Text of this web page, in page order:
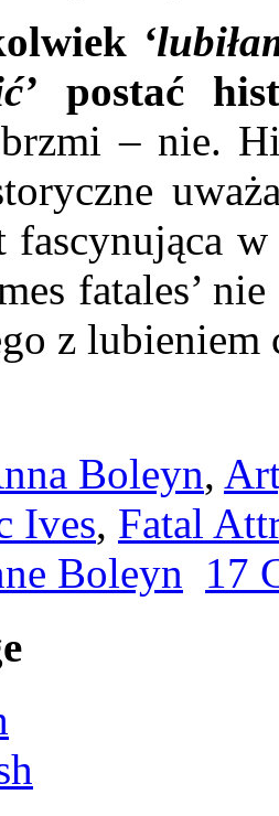
postać
– nie.
fascynująca
fatales’
z lubieniem
Boleyn,
Ives, Fatal
Boleyn 17